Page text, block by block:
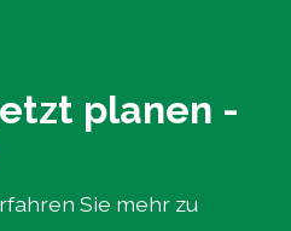
planen -
Sie mehr zu